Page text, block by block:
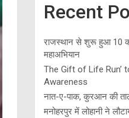
Recent
राजस्थान से शुरू हुआ 10
महाअभियान
The Gift of Life Run’
Awareness
नात-ए-पाक, कुरआन की
मनोहरपुर में लोहानी ने